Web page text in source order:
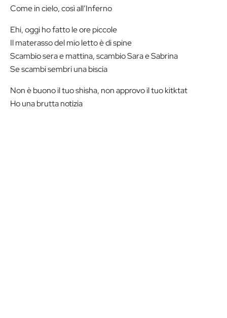
Come in cielo, così all’Inferno
Ehi, oggi ho fatto le ore piccole
Il materasso del mio letto è di spine
Scambio sera e mattina, scambio Sara e Sabrina
Se scambi sembri una biscia
Non è buono il tuo shisha, non approvo il tuo kitktat
Ho una brutta notizia